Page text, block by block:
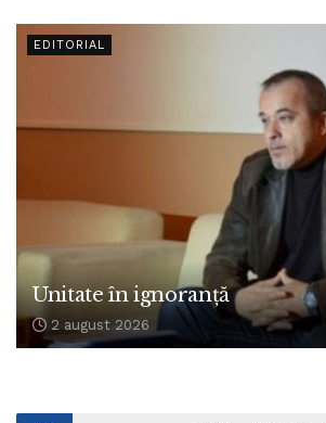
EDITORIAL
Unitate în ignoranță
2 august 2026